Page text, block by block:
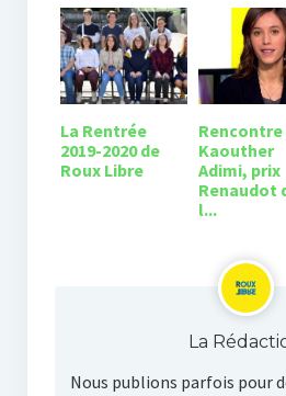
La Rentrée
2019-2020 de
Roux Libre
Rencontre
Kaouther
Adimi, prix
Renaudot
l...
La
Nous publions parfois pour